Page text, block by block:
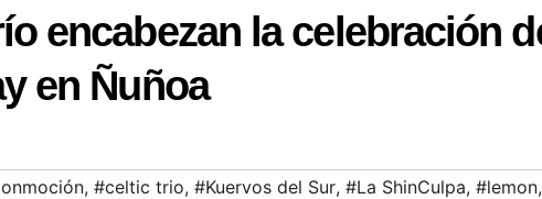
encabezan la celebración
en Ñuñoa
, #celtic trio, #Kuervos del Sur, #La ShinCulpa, #lemon,